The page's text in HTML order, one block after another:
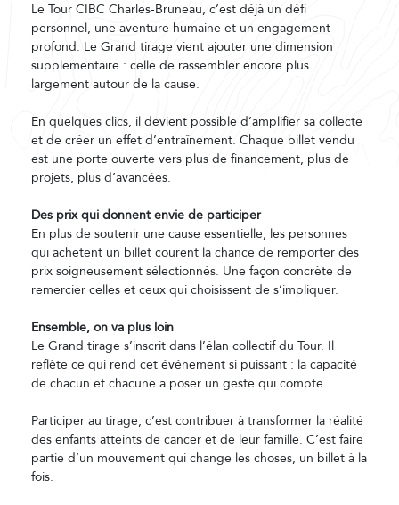
Le Tour CIBC Charles-Bruneau, c’est déjà un défi
personnel, une aventure humaine et un engagement
profond. Le Grand tirage vient ajouter une dimension
supplémentaire : celle de rassembler encore plus
largement autour de la cause.
En quelques clics, il devient possible d’amplifier sa collecte
et de créer un effet d’entraînement. Chaque billet vendu
est une porte ouverte vers plus de financement, plus de
projets, plus d’avancées.
Des prix qui donnent envie de participer
En plus de soutenir une cause essentielle, les personnes
qui achètent un billet courent la chance de remporter des
prix soigneusement sélectionnés. Une façon concrète de
remercier celles et ceux qui choisissent de s’impliquer.
Ensemble, on va plus loin
Le Grand tirage s’inscrit dans l’élan collectif du Tour. Il
reflète ce qui rend cet événement si puissant : la capacité
de chacun et chacune à poser un geste qui compte.
Participer au tirage, c’est contribuer à transformer la réalité
des enfants atteints de cancer et de leur famille. C’est faire
partie d’un mouvement qui change les choses, un billet à la
fois.